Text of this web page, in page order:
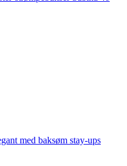
med baksøm stay-ups